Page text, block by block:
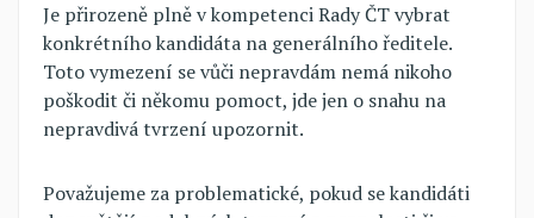
Je přirozeně plně v kompetenci Rady ČT vybrat
konkrétního kandidáta na generálního ředitele.
Toto vymezení se vůči nepravdám nemá nikoho
poškodit či někomu pomoct, jde jen o snahu na
nepravdivá tvrzení upozornit.
Považujeme za problematické, pokud se kandidáti